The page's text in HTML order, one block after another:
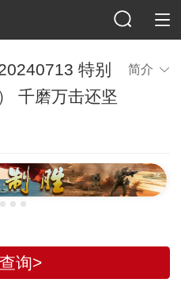
特别
千磨万击还坚
简介
询>